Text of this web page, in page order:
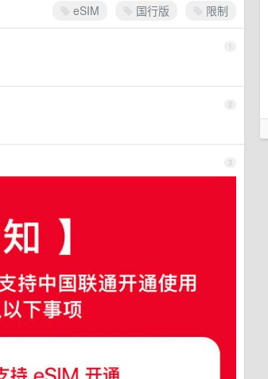
eSIM 国行版 限制
1
2
3